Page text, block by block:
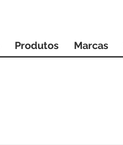
Produtos Marcas